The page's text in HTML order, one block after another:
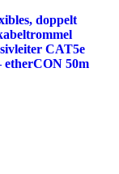
doppelt
CAT5e
etherCON 50m